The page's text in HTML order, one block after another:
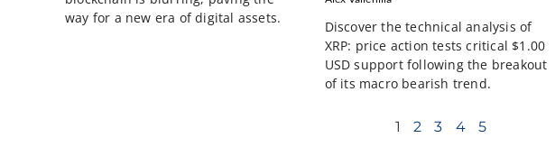
way for a new era of digital assets.
Discover the technical analysis of
XRP: price action tests critical $1.00
USD support following the breakout
of its macro bearish trend.
1
2 3 4 5